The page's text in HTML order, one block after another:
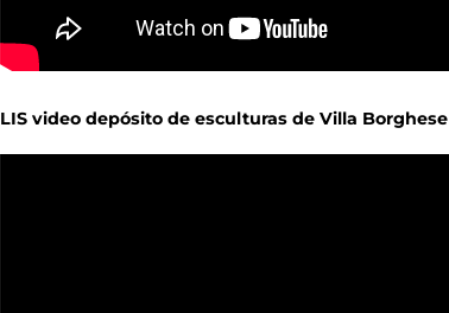
LIS video depósito de esculturas de Villa Borghese